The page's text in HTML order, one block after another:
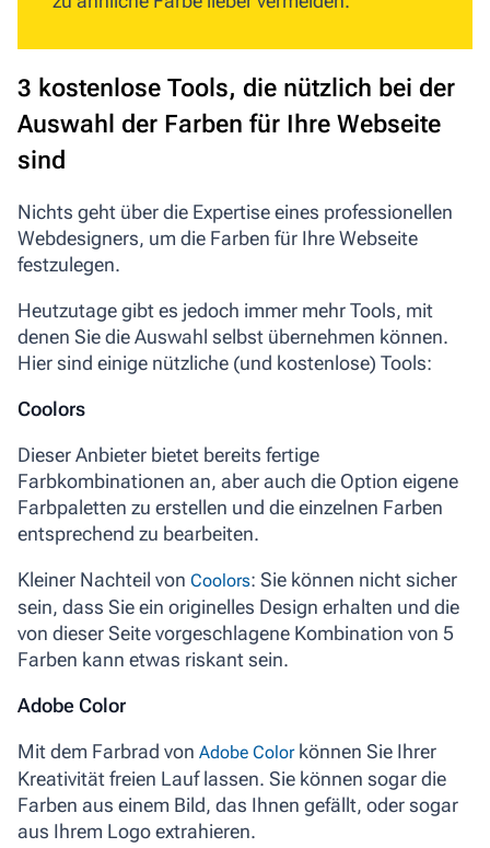
3 kostenlose Tools, die nützlich bei der
Auswahl der Farben für Ihre Webseite
sind
Nichts geht über die Expertise eines professionellen
Webdesigners, um die Farben für Ihre Webseite
festzulegen.
Heutzutage gibt es jedoch immer mehr Tools, mit
denen Sie die Auswahl selbst übernehmen können.
Hier sind einige nützliche (und kostenlose) Tools:
Coolors
Dieser Anbieter bietet bereits fertige
Farbkombinationen an, aber auch die Option eigene
Farbpaletten zu erstellen und die einzelnen Farben
entsprechend zu bearbeiten.
Kleiner Nachteil von Coolors: Sie können nicht sicher
sein, dass Sie ein originelles Design erhalten und die
von dieser Seite vorgeschlagene Kombination von 5
Farben kann etwas riskant sein.
Adobe Color
Mit dem Farbrad von Adobe Colorkönnen Sie Ihrer
Kreativität freien Lauf lassen. Sie können sogar die
Farben aus einem Bild, das Ihnen gefällt, oder sogar
aus Ihrem Logo extrahieren.